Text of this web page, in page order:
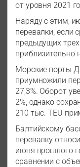
от уровня 2021
Наряду с этим,
перевалки, если
предыдущих
приблизительно
Морские порты
приумножили
27,3%. Оборот
2%, однако
210 тыс. TEU
Балтийскому
перевалку
июня прошлого
сравнении с